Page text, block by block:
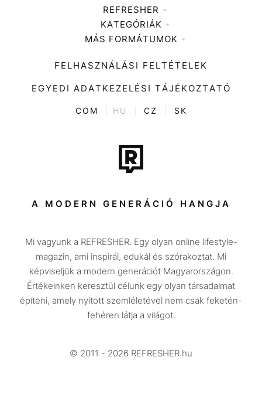
REFRESHER
Médiaajánlat
KATEGÓRIÁK
Zene
Divat
Kultúra
ENTR
Tech-Tudomány
Sport
Társadalom
Utazás
Életmód
Design
Beszélgetések
Videó
MÁS FORMÁTUMOK
FELHASZNÁLÁSI FELTÉTELEK
EGYEDI ADATKEZELÉSI TÁJÉKOZTATÓ
COM HU CZ SK
A MODERN GENERÁCIÓ HANGJA
Mi vagyunk a REFRESHER. Egy olyan online lifestyle-
magazin, ami inspirál, edukál és szórakoztat. Mi
képviseljük a modern generációt Magyarországon.
Értékeinken keresztül célunk egy olyan társadalmat
építeni, amely nyitott szemléletével nem csak feketén-
fehéren látja a világot.
© 2011 - 2026 REFRESHER.hu